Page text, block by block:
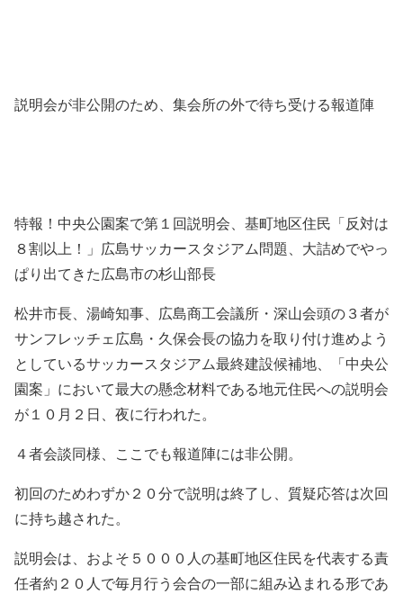
説明会が非公開のため、集会所の外で待ち受ける報道陣
特報！中央公園案で第１回説明会、基町地区住民「反対は
８割以上！」広島サッカースタジアム問題、大詰めでやっ
ぱり出てきた広島市の杉山部長
松井市長、湯崎知事、広島商工会議所・深山会頭の３者が
サンフレッチェ広島・久保会長の協力を取り付け進めよう
としているサッカースタジアム最終建設候補地、「中央公
園案」において最大の懸念材料である地元住民への説明会
が１０月２日、夜に行われた。
４者会談同様、ここでも報道陣には非公開。
初回のためわずか２０分で説明は終了し、質疑応答は次回
に持ち越された。
説明会は、およそ５０００人の基町地区住民を代表する責
任者約２０人で毎月行う会合の一部に組み込まれる形であ